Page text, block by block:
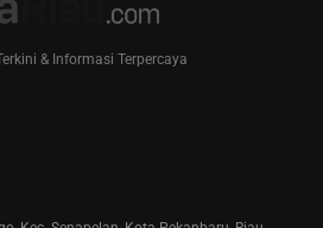
& Informasi Terpercaya